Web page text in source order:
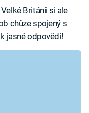
Británii si ale
chůze spojený s
jasné odpovědi!